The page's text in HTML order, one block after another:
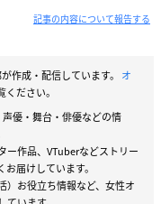
記事の内容について報告する
作成・配信しています。 オ
ださい。
優・舞台・俳優などの情
ー作品、VTuberなどストリー
届けしています。
）お役立ち情報など、女性オ